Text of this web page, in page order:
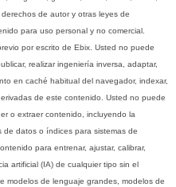
de autor y otras leyes de
para uso personal y no comercial.
por escrito de Ebix. Usted no puede
realizar ingeniería inversa, adaptar,
en caché habitual del navegador, indexar,
de este contenido. Usted no puede
o extraer contenido, incluyendo la
datos o índices para sistemas de
para entrenar, ajustar, calibrar,
artificial (IA) de cualquier tipo sin el
modelos de lenguaje grandes, modelos de